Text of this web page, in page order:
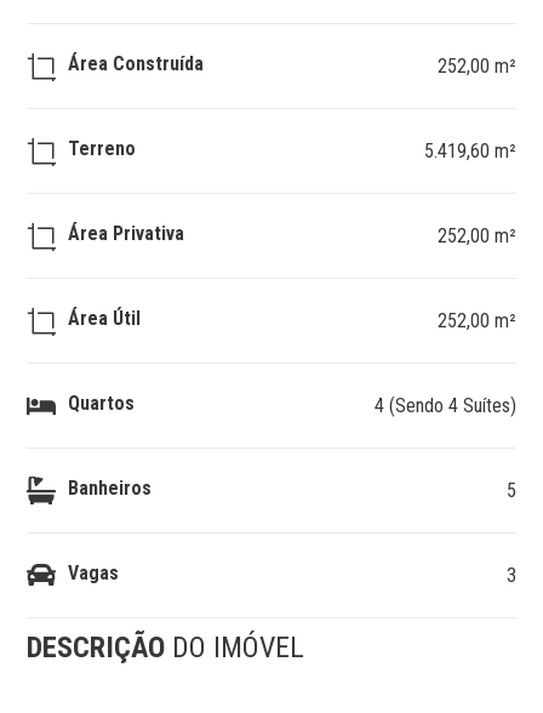
Área Construída 252,00 m²
Terreno 5.419,60 m²
Área Privativa 252,00 m²
Área Útil 252,00 m²
Quartos 4 (Sendo 4 Suítes)
Banheiros 5
Vagas 3
DESCRIÇÃO DO IMÓVEL